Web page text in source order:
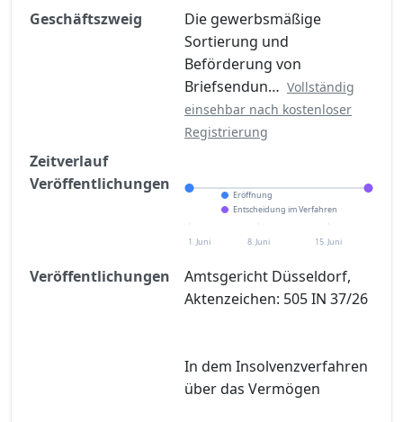
Geschäftszweig
Die gewerbsmäßige
Sortierung und
Beförderung von
Briefsendun… Vollständig
einsehbar nach kostenloser
Registrierung
Zeitverlauf
Veröffentlichungen
Eröffnung
Entscheidung im Verfahren
1. Juni 8. Juni 15. Juni
Veröffentlichungen
Amtsgericht Düsseldorf,
Aktenzeichen: 505 IN 37/26
In dem Insolvenzverfahren
über das Vermögen